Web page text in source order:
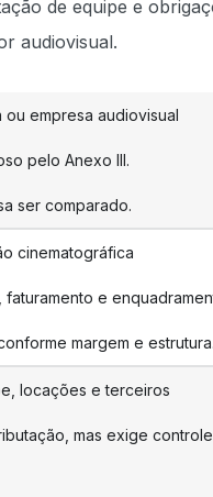
de equipe e
audiovisual.
empresa audiovisual
pelo Anexo III.
ser comparado.
cinematográfica
faturamento e
margem e estrutura.
locações e terceiros
mas exige controle